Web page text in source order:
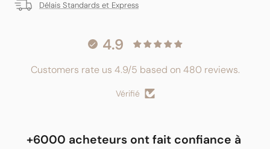
Délais Standards et Express
4.9
Customers rate us 4.9/5 based on 480 reviews.
Vérifié
+6000 acheteurs ont fait confiance à